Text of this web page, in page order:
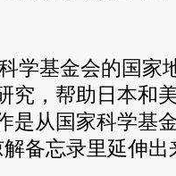
学基金会的国家
究，帮助日本和
是从国家科学基
备忘录里延伸出